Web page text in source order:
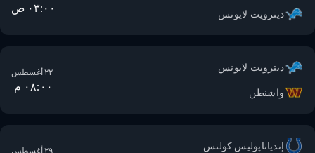
ديترويت لايونس ٠٣:٠٠ ص
ديترويت لايونس
واشنطن ٠٨:٠٠ م
إندياناپوليس كولتس